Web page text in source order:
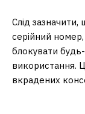
Слід
серійний
блокувати
використання.
вкрадених